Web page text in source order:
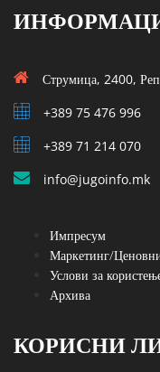
Струмица, 2400,
+389 75 476 996
+389 71 214 070
info@jugoinfo.mk
Импресум
Маркетинг/
Услови за
Архива
КОРИСНИ